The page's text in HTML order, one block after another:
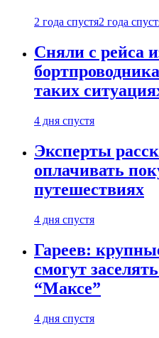
2 года спустя2 года
Сняли с рейса
таких
4 дня спустя
Эксперты
оплачивать
путешествиях
4 дня спустя
Гареев:
смогут
“Максе”
4 дня спустя